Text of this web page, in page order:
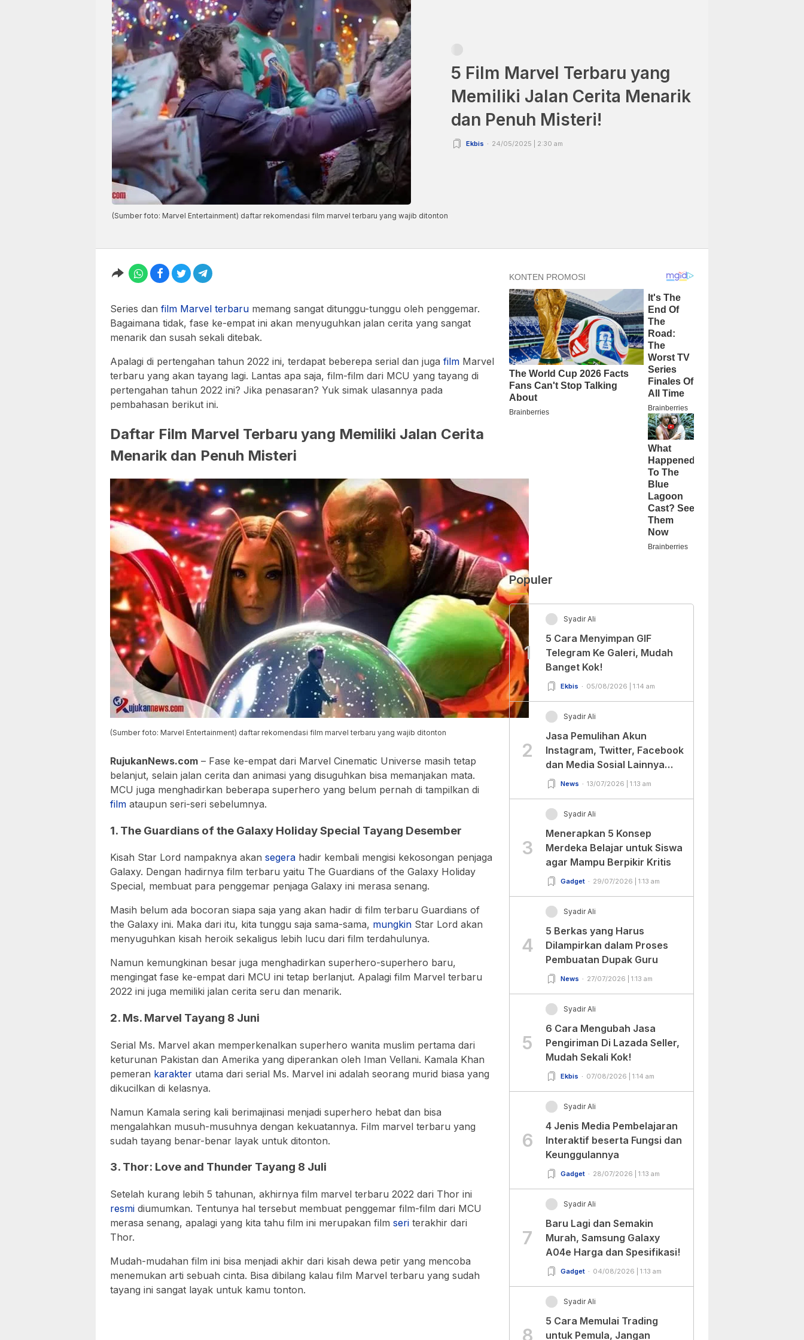
(Sumber foto: Marvel Entertainment) daftar rekomendasi film marvel terbaru yang wajib ditonton
5 Film Marvel Terbaru yang
Memiliki Jalan Cerita Menarik
dan Penuh Misteri!
Ekbis 24/05/2025 | 2:30 am
Series dan film Marvel terbaru memang sangat ditunggu-tunggu oleh penggemar.
Bagaimana tidak, fase ke-empat ini akan menyuguhkan jalan cerita yang sangat
menarik dan susah sekali ditebak.
Apalagi di pertengahan tahun 2022 ini, terdapat beberepa serial dan juga film Marvel
terbaru yang akan tayang lagi. Lantas apa saja, film-film dari MCU yang tayang di
pertengahan tahun 2022 ini? Jika penasaran? Yuk simak ulasannya pada
pembahasan berikut ini.
Daftar Film Marvel Terbaru yang Memiliki Jalan Cerita
Menarik dan Penuh Misteri
(Sumber foto: Marvel Entertainment) daftar rekomendasi film marvel terbaru yang wajib ditonton
RujukanNews.com – Fase ke-empat dari Marvel Cinematic Universe masih tetap
belanjut, selain jalan cerita dan animasi yang disuguhkan bisa memanjakan mata.
MCU juga menghadirkan beberapa superhero yang belum pernah di tampilkan di
film ataupun seri-seri sebelumnya.
1. The Guardians of the Galaxy Holiday Special Tayang Desember
Kisah Star Lord nampaknya akan segera hadir kembali mengisi kekosongan penjaga
Galaxy. Dengan hadirnya film terbaru yaitu The Guardians of the Galaxy Holiday
Special, membuat para penggemar penjaga Galaxy ini merasa senang.
Masih belum ada bocoran siapa saja yang akan hadir di film terbaru Guardians of
the Galaxy ini. Maka dari itu, kita tunggu saja sama-sama, mungkin Star Lord akan
menyuguhkan kisah heroik sekaligus lebih lucu dari film terdahulunya.
Namun kemungkinan besar juga menghadirkan superhero-superhero baru,
mengingat fase ke-empat dari MCU ini tetap berlanjut. Apalagi film Marvel terbaru
2022 ini juga memiliki jalan cerita seru dan menarik.
2. Ms. Marvel Tayang 8 Juni
Serial Ms. Marvel akan memperkenalkan superhero wanita muslim pertama dari
keturunan Pakistan dan Amerika yang diperankan oleh Iman Vellani. Kamala Khan
pemeran karakter utama dari serial Ms. Marvel ini adalah seorang murid biasa yang
dikucilkan di kelasnya.
Namun Kamala sering kali berimajinasi menjadi superhero hebat dan bisa
mengalahkan musuh-musuhnya dengan kekuatannya. Film marvel terbaru yang
sudah tayang benar-benar layak untuk ditonton.
3. Thor: Love and Thunder Tayang 8 Juli
Setelah kurang lebih 5 tahunan, akhirnya film marvel terbaru 2022 dari Thor ini
resmi diumumkan. Tentunya hal tersebut membuat penggemar film-film dari MCU
merasa senang, apalagi yang kita tahu film ini merupakan film seri terakhir dari
Thor.
Mudah-mudahan film ini bisa menjadi akhir dari kisah dewa petir yang mencoba
menemukan arti sebuah cinta. Bisa dibilang kalau film Marvel terbaru yang sudah
tayang ini sangat layak untuk kamu tonton.
Populer
1
Syadir Ali
5 Cara Menyimpan GIF
Telegram Ke Galeri, Mudah
Banget Kok!
Ekbis 05/08/2026 | 1:14 am
2
Syadir Ali
Jasa Pemulihan Akun
Instagram, Twitter, Facebook
dan Media Sosial Lainnya
(Update Terbaru 2022)
News 13/07/2026 | 1:13 am
3
Syadir Ali
Menerapkan 5 Konsep
Merdeka Belajar untuk Siswa
agar Mampu Berpikir Kritis
Gadget 29/07/2026 | 1:13 am
4
Syadir Ali
5 Berkas yang Harus
Dilampirkan dalam Proses
Pembuatan Dupak Guru
News 27/07/2026 | 1:13 am
5
Syadir Ali
6 Cara Mengubah Jasa
Pengiriman Di Lazada Seller,
Mudah Sekali Kok!
Ekbis 07/08/2026 | 1:14 am
6
Syadir Ali
4 Jenis Media Pembelajaran
Interaktif beserta Fungsi dan
Keunggulannya
Gadget 28/07/2026 | 1:13 am
7
Syadir Ali
Baru Lagi dan Semakin
Murah, Samsung Galaxy
A04e Harga dan Spesifikasi!
Gadget 04/08/2026 | 1:13 am
8
Syadir Ali
5 Cara Memulai Trading
untuk Pemula, Jangan